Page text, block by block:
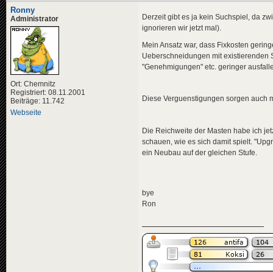
Ronny
Administrator
Ort: Chemnitz
Registriert: 08.11.2001
Beiträge: 11.742
Webseite
Derzeit gibt es ja kein Suchspiel, da
ignorieren wir jetzt mal).
Mein Ansatz war, dass Fixkosten
Ueberschneidungen mit existierenden
"Genehmigungen" etc. geringer
Diese Verguenstigungen sorgen auch
Die Reichweite der Masten habe ich
schauen, wie es sich damit spielt.
ein Neubau auf der gleichen Stufe.
bye
Ron